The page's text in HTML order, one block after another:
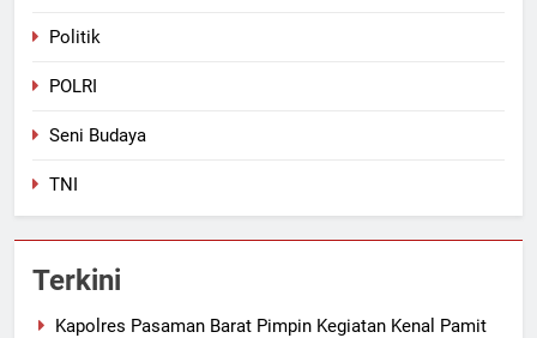
Politik
POLRI
Seni Budaya
TNI
Terkini
Kapolres Pasaman Barat Pimpin Kegiatan Kenal Pamit